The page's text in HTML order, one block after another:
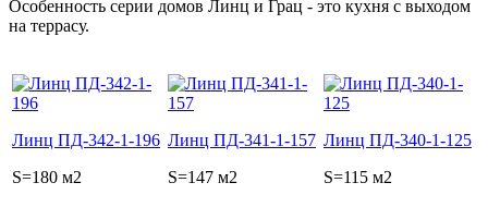
Особенность серии домов Линц и Грац - это кухня с выходом
на террасу.
Линц ПД-342-1-196
S=180 м2
Линц ПД-341-1-157
S=147 м2
Линц ПД-340-1-125
S=115 м2